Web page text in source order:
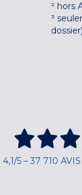
² hors
³
dossier)
4,1/5 – 37 710